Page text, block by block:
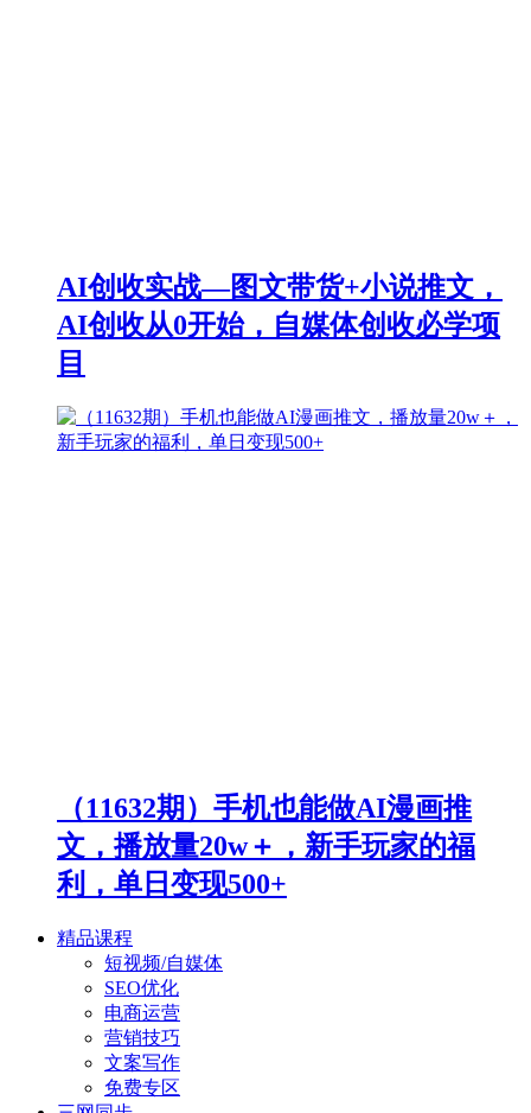
AI创收实战—图文带货+小说推文，
AI创收从0开始，自媒体创收必学项
目
（11632期）手机也能做AI漫画推
文，播放量20w＋，新手玩家的福
利，单日变现500+
精品课程
短视频/自媒体
SEO优化
电商运营
营销技巧
文案写作
免费专区